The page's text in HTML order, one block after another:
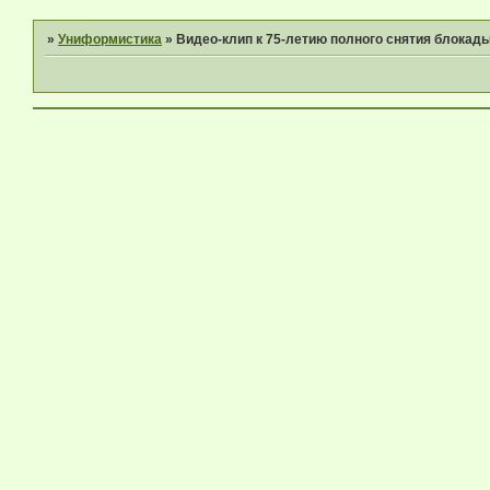
»Униформистика »Видео-клип к 75-летию полного снятия